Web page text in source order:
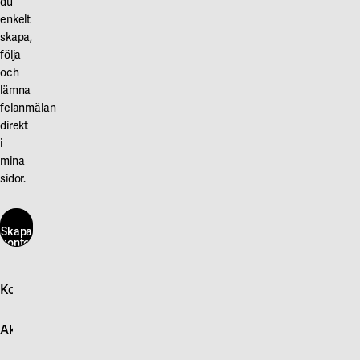
enkelt
skapa,
följa
och
lämna
felanmälan
direkt
i
mina
sidor.
Skapa
konto
här
Kontakta oss
Snabb felanmälan
Aktuellt